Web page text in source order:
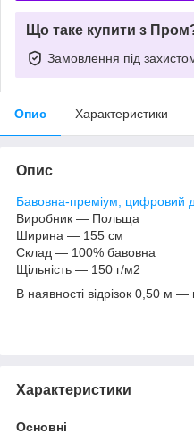
Що таке купити з
Замовлення під
Опис Характеристики
Опис
Бавовна-преміум, цифровий
Виробник — Польща
Ширина — 155 см
Склад — 100% бавовна
Щільність — 150 г/м2
В наявності відрізок 0,50 м —
Характеристики
Основні